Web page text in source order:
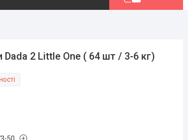
Dada 2 Little One ( 64 шт / 3-6 кг)